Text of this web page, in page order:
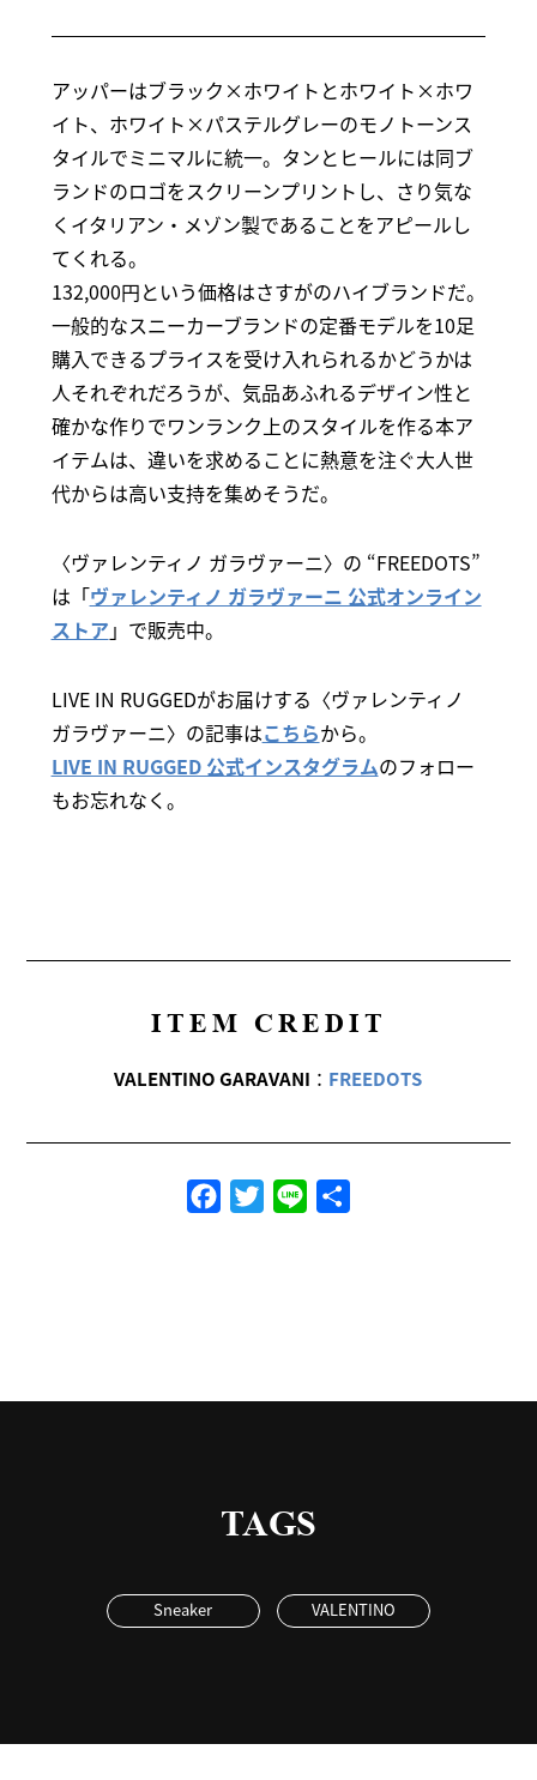
アッパーはブラック×ホワイトとホワイト×ホワ
イト、ホワイト×パステルグレーのモノトーンス
タイルでミニマルに統一。タンとヒールには同ブ
ランドのロゴをスクリーンプリントし、さり気な
くイタリアン・メゾン製であることをアピールし
てくれる。
132,000円という価格はさすがのハイブランドだ。
一般的なスニーカーブランドの定番モデルを10足
購入できるプライスを受け入れられるかどうかは
人それぞれだろうが、気品あふれるデザイン性と
確かな作りでワンランク上のスタイルを作る本ア
イテムは、違いを求めることに熱意を注ぐ大人世
代からは高い支持を集めそうだ。
〈ヴァレンティノ ガラヴァーニ〉の “FREEDOTS”
は「ヴァレンティノ ガラヴァーニ 公式オンライン
ストア 」で販売中。
LIVE IN RUGGEDがお届けする〈ヴァレンティノ
ガラヴァーニ〉の記事はこちらから。
LIVE IN RUGGED 公式インスタグラムのフォロー
もお忘れなく。
ITEM CREDIT
VALENTINO GARAVANI ： FREEDOTS
FacebookTwitterLine
TAGS
Sneaker VALENTINO